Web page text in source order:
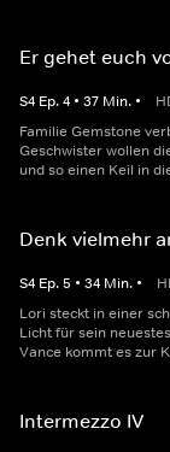
Er gehet euch
S4 Ep.4 • 37 Min. •
Familie Gemstone
Geschwister wollen
und so einen Keil in
Denk vielmehr
S4 Ep.5 • 34 Min. •
Lori steckt in einer
Licht für sein
Vance kommt es zur
Intermezzo IV